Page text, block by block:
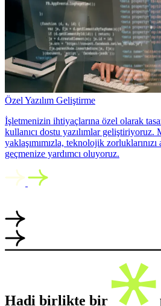
Özel Yazılım Geliştirme
İşletmenizin ihtiyaçlarına özel olarak
kullanıcı dostu yazılımlar geliştiriyoruz.
yaklaşımımızla, teknolojik
geçmenize yardımcı oluyoruz.
Hadi birlikte bir